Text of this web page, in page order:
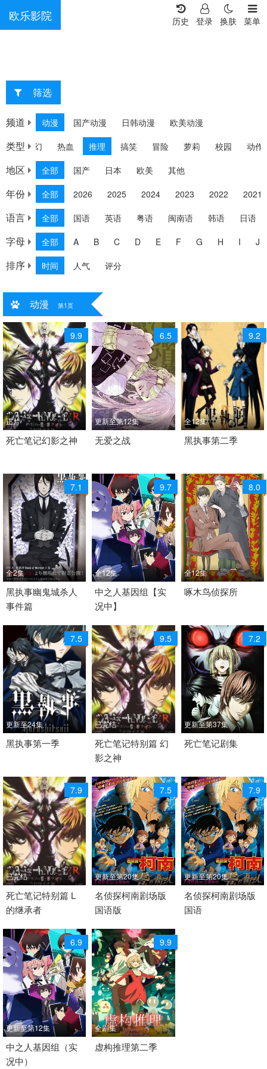
欧乐影院 菜单
换肤
登录
历史
筛选
频道 动漫 国产动漫 日韩动漫 欧美动漫
类型
感 科幻 热血 推理 搞笑 冒险 萝莉 校园 动作
地区 全部 国产 日本 欧美 其他
年份 全部 2026 2025 2024 2023 2022 2021
语言 全部 国语 英语 粤语 闽南语 韩语 日语
字母 全部 A B C D E F G H I J
排序 时间 人气 评分
动漫 第1页
9.9
正片
2007 / 日本 / 日语
片 动漫电影
死亡笔记幻影之神
6.5
更新至第12集
2005 / 日本 / 日语
无爱之战
9.2
全12集
2010 / 日本 / 日语
黑执事第二季
7.1
全2集
2015 / 日本 / 日语
奇幻 推理 日韩动漫
黑执事幽鬼城杀人
事件篇
9.7
全12集
2019 / 日本 / 日语
冒险 悬疑 推理 日韩动漫
中之人基因组【实
况中】
8.0
全12集
2020 / 日本 / 日语
漫
啄木鸟侦探所
7.5
更新至24集
2008 / 日本 / 日语
黑执事第一季
9.5
已完结
2007 / 日本 / 日语
奇幻 悬疑 推理 犯罪 日
韩动漫
死亡笔记特别篇 幻
影之神
7.2
更新至第37集
2006 / 日本 / 日语
韩动漫
死亡笔记剧集
7.9
已完结
2007 / 日本 / 日语
奇幻 悬疑 推理 犯罪 日
韩动漫
死亡笔记特别篇 L
的继承者
7.5
更新至第20集
2018 / 日本 / 日语
推理 悬疑 剧情 日韩动漫
名侦探柯南剧场版
国语版
7.9
更新至第20集
2018 / 日本 / 日语
推理 悬疑 剧情 日韩动
名侦探柯南剧场版
国语
6.9
更新至第12集
2019 / 日本 / 日语
冒险 悬疑 推理 日韩动
中之人基因组（实
况中）
9.9
全剧集
2023 / 日本 / 日语
虚构推理第二季